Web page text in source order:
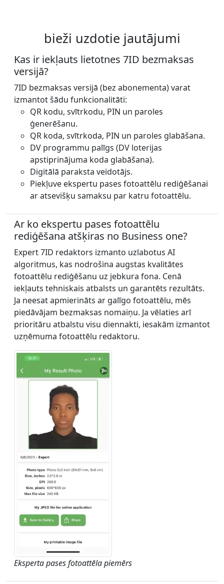
bieži uzdotie jautājumi
Kas ir iekļauts lietotnes 7ID bezmaksas
versijā?
7ID bezmaksas versijā (bez abonementa) varat
izmantot šādu funkcionalitāti:
QR kodu, svītrkodu, PIN un paroles
ģenerēšanu.
QR koda, svītrkoda, PIN un paroles glabāšana.
DV programmu palīgs (DV loterijas
apstiprinājuma koda glabāšana).
Digitālā paraksta veidotājs.
Piekļuve ekspertu pases fotoattēlu rediģēšanai
ar atsevišķu samaksu par katru fotoattēlu.
Ar ko ekspertu pases fotoattēlu
rediģēšana atšķiras no Business one?
Expert 7ID redaktors izmanto uzlabotus AI
algoritmus, kas nodrošina augstas kvalitātes
fotoattēlu rediģēšanu uz jebkura fona. Cenā
iekļauts tehniskais atbalsts un garantēts rezultāts.
Ja neesat apmierināts ar galīgo fotoattēlu, mēs
piedāvājam bezmaksas nomaiņu. Ja vēlaties arī
prioritāru atbalstu visu diennakti, iesakām izmantot
uzņēmuma fotoattēlu redaktoru.
Eksperta pases fotoattēla piemērs